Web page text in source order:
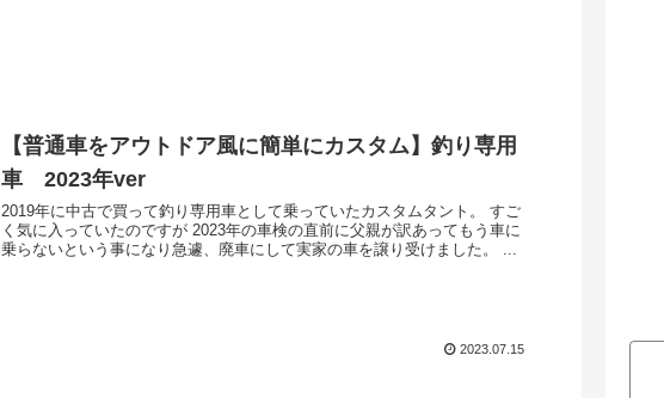
【普通車をアウトドア風に簡単にカスタム】釣り専用
車 2023年ver
2019年に中古で買って釣り専用車として乗っていたカスタムタント。 すご
く気に入っていたのですが 2023年の車検の直前に父親が訳あってもう車に
乗らないという事になり急遽、廃車にして実家の車を譲り受けました。 ...
2023.07.15